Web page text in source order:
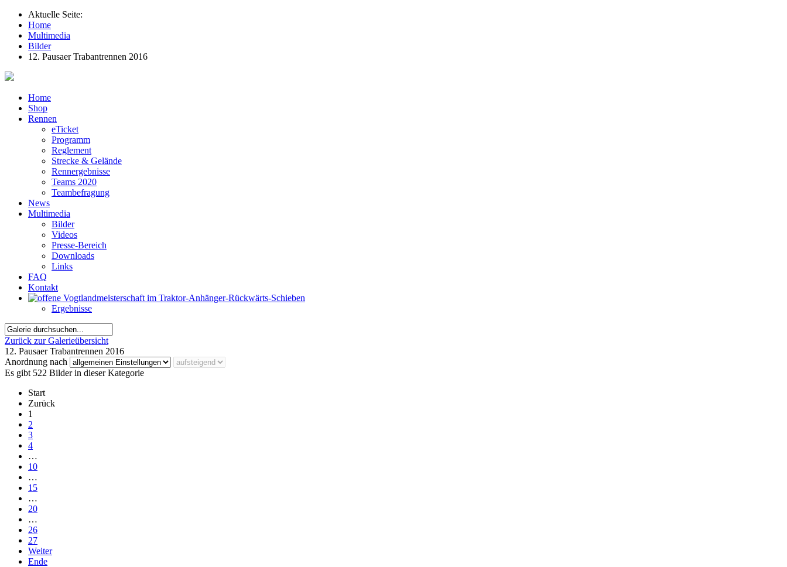
Aktuelle Seite:
Home
Multimedia
Bilder
12. Pausaer Trabantrennen 2016
Home
Shop
Rennen
eTicket
Programm
Reglement
Strecke & Gelände
Rennergebnisse
Teams 2020
Teambefragung
News
Multimedia
Bilder
Videos
Presse-Bereich
Downloads
Links
FAQ
Kontakt
Ergebnisse
Zurück zur Galerieübersicht
12. Pausaer Trabantrennen 2016
Anordnung nach
Es gibt 522 Bilder in dieser Kategorie
Start
Zurück
1
2
3
4
…
10
…
15
…
20
…
26
27
Weiter
Ende